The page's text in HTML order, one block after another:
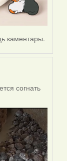
каментары.
согнать